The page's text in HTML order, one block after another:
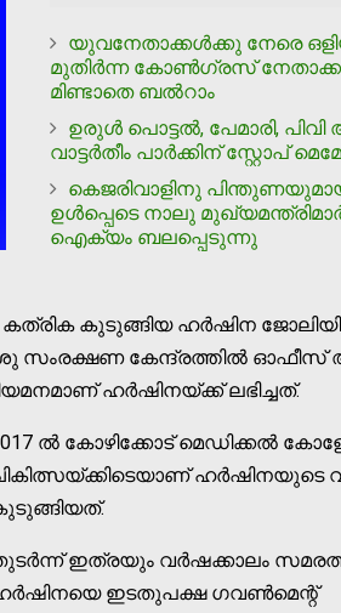
യുവനേതാക്കള്‍ക്കു നേരെ
മുതിര്‍ന്ന കോണ്‍ഗ്രസ്
മിണ്ടാതെ ബല്‍റാം
ഉരുള്‍ പൊട്ടല്‍, പേമാരി, പിവി
വാട്ടര്‍തീം പാര്‍ക്കിന് സ്റ്റോപ്
കെജരിവാളിനു
ഉള്‍പ്പെടെ നാലു
ഐക്യം ബലപ്പെടുന്നു
കത്രിക കുടുങ്ങിയ ഹര്‍ഷിന
സംരക്ഷണ കേന്ദ്രത്തില്‍ ഓഫീസ്
ഹര്‍ഷിനയ്ക്ക് ലഭിച്ചത്.
ല്‍ കോഴിക്കോട് മെഡിക്കല്‍
ഹര്‍ഷിനയുടെ
ഇത്രയും വര്‍ഷക്കാലം
ഇടതുപക്ഷ ഗവണ്‍മെന്റ്